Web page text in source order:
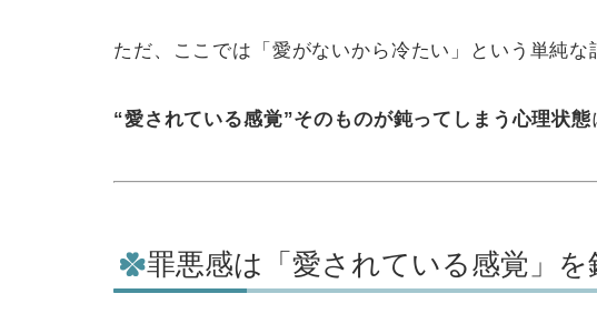
ただ、ここでは「愛がないから冷たい」という単純な
“愛されている感覚”そのものが鈍ってしまう心理状態
罪悪感は「愛されている感覚」を